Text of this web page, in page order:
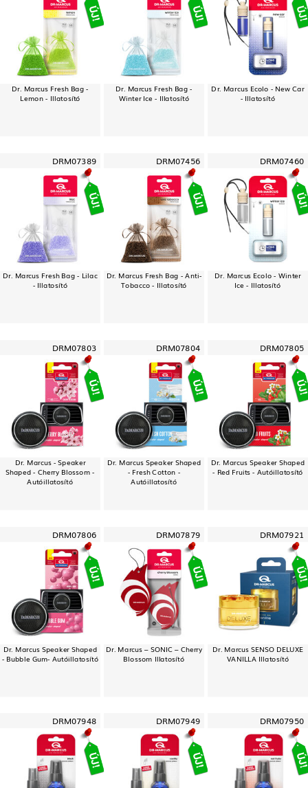
Dr. Marcus Fresh Bag -
Lemon - Illatosító
Dr. Marcus Fresh Bag -
Winter Ice - Illatosító
Dr. Marcus Ecolo - New Car
- Illatosító
DRM07389
Dr. Marcus Fresh Bag - Lilac
- Illatosító
DRM07456
Dr. Marcus Fresh Bag - Anti-
Tobacco - Illatosító
DRM07460
Dr. Marcus Ecolo - Winter
Ice - Illatosító
DRM07803
Dr. Marcus - Speaker
Shaped - Cherry Blossom -
Autóillatosító
DRM07804
Dr. Marcus Speaker Shaped
- Fresh Cotton -
Autóillatosító
DRM07805
Dr. Marcus Speaker Shaped
- Red Fruits - Autóillatosító
DRM07806
Dr. Marcus Speaker Shaped
- Bubble Gum- Autóillatosító
DRM07879
Dr. Marcus – SONIC – Cherry
Blossom Illatosító
DRM07921
Dr. Marcus SENSO DELUXE
VANILLA Illatosító
DRM07948 DRM07949 DRM07950